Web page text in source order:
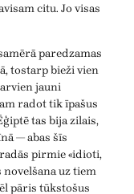
citu. Jo visas
paredzamas
tostarp bieži vien
jauni
radot tik īpašus
tas bija zilais,
— abas šīs
pirmie «idioti,
novelšana uz tiem
pāris tūkstošus